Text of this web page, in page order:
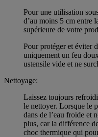
Pour une utilisation
d’au moins 5 cm entre
supérieure de votre
Pour protéger et éviter
uniquement un feu
ustensile vide et ne
Nettoyage:
Laissez toujours
le nettoyer. Lorsque le
dans de l’eau froide et
plus, car la différence
choc thermique qui